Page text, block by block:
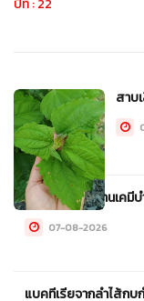
ปีที่ : 22
สาบ
ADC ใหม่อาจแทนเคมี
07-08-2026
แบคทีเรียจากลำไส้กบ